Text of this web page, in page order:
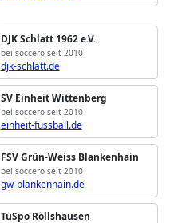
DJK Schlatt 1962 e.V.
bei soccero seit 2010
djk-schlatt.de
SV Einheit Wittenberg
bei soccero seit 2010
einheit-fussball.de
FSV Grün-Weiss Blankenhain
bei soccero seit 2010
gw-blankenhain.de
TuSpo Röllshausen